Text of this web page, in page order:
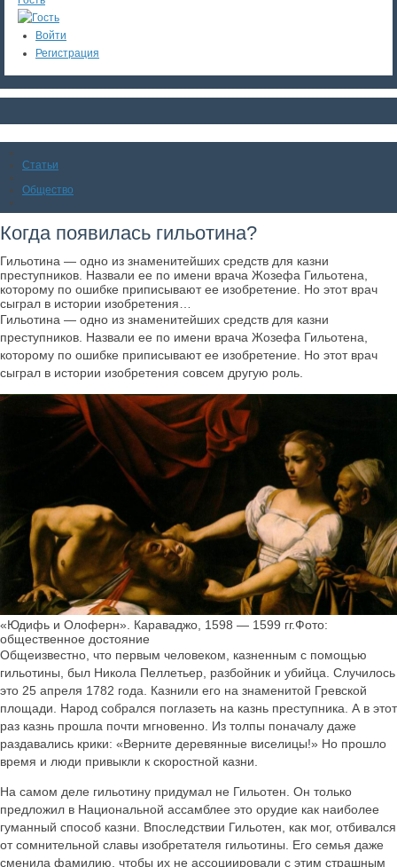
Войти
Регистрация
Статьи
Общество
Когда появилась гильотина?
Гильотина — одно из знаменитейших средств для казни
преступников. Назвали ее по имени врача Жозефа Гильотена,
которому по ошибке приписывают ее изобретение. Но этот врач
сыграл в истории изобретения…
Гильотина — одно из знаменитейших средств для казни
преступников. Назвали ее по имени врача Жозефа Гильотена,
которому по ошибке приписывают ее изобретение. Но этот врач
сыграл в истории изобретения совсем другую роль.
«Юдифь и Олоферн». Караваджо, 1598 — 1599 гг.Фото:
общественное достояние
Общеизвестно, что первым человеком, казненным с помощью
гильотины, был Никола Пеллетьер, разбойник и убийца. Случилось
это 25 апреля 1782 года. Казнили его на знаменитой Гревской
площади. Народ собрался поглазеть на казнь преступника. А в этот
раз казнь прошла почти мгновенно. Из толпы поначалу даже
раздавались крики: «Верните деревянные виселицы!» Но прошло
время и люди привыкли к скоростной казни.
На самом деле гильотину придумал не Гильотен. Он только
предложил в Национальной ассамблее это орудие как наиболее
гуманный способ казни. Впоследствии Гильотен, как мог, отбивался
от сомнительной славы изобретателя гильотины. Его семья даже
сменила фамилию, чтобы их не ассоциировали с этим страшным